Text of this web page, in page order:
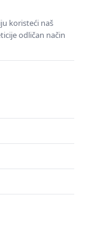
koristeći naš
odličan način